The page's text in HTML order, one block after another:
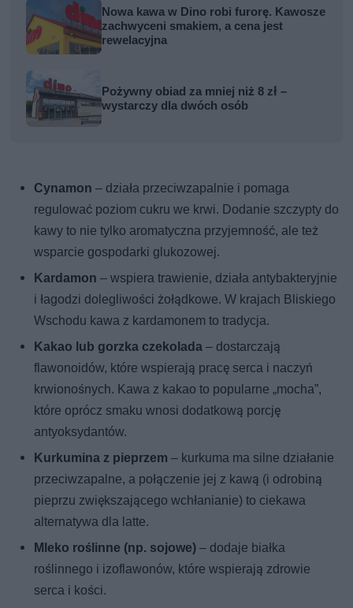
Nowa kawa w Dino robi furorę. Kawosze
zachwyceni smakiem, a cena jest
rewelacyjna
Pożywny obiad za mniej niż 8 zł –
wystarczy dla dwóch osób
Cynamon – działa przeciwzapalnie i pomaga
regulować poziom cukru we krwi. Dodanie szczypty do
kawy to nie tylko aromatyczna przyjemność, ale też
wsparcie gospodarki glukozowej.
Kardamon – wspiera trawienie, działa antybakteryjnie
i łagodzi dolegliwości żołądkowe. W krajach Bliskiego
Wschodu kawa z kardamonem to tradycja.
Kakao lub gorzka czekolada – dostarczają
flawonoidów, które wspierają pracę serca i naczyń
krwionośnych. Kawa z kakao to popularne „mocha”,
które oprócz smaku wnosi dodatkową porcję
antyoksydantów.
Kurkumina z pieprzem – kurkuma ma silne działanie
przeciwzapalne, a połączenie jej z kawą (i odrobiną
pieprzu zwiększającego wchłanianie) to ciekawa
alternatywa dla latte.
Mleko roślinne (np. sojowe) – dodaje białka
roślinnego i izoflawonów, które wspierają zdrowie
serca i kości.